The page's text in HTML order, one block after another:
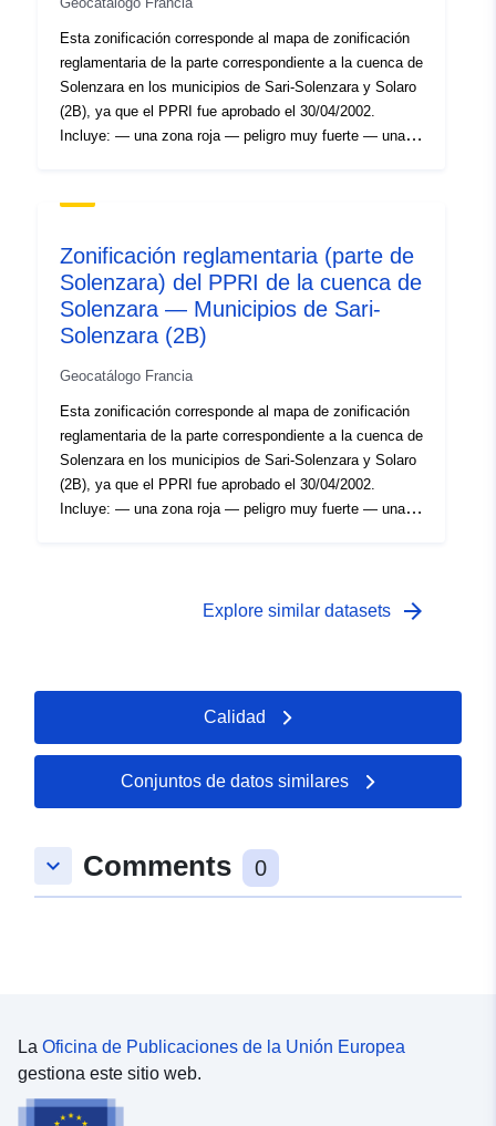
Esta zonificación corresponde al mapa de zonificación
reglamentaria de la parte correspondiente a la cuenca de
Solenzara en los municipios de Sari-Solenzara y Solaro
(2B), ya que el PPRI fue aprobado el 30/04/2002.
Incluye: — una zona roja — peligro muy fuerte — una
Zonificación reglamentaria (parte de
Solenzara) del PPRI de la cuenca de
Solenzara — Municipios de Sari-
Solenzara (2B)
Geocatálogo Francia
Esta zonificación corresponde al mapa de zonificación
reglamentaria de la parte correspondiente a la cuenca de
Solenzara en los municipios de Sari-Solenzara y Solaro
(2B), ya que el PPRI fue aprobado el 30/04/2002.
Incluye: — una zona roja — peligro muy fuerte — una
Explore similar datasets arrow_forward
Calidad
Conjuntos de datos similares
keyboard_arrow_down Comments 0
La Oficina de Publicaciones de la Unión Europea
gestiona este sitio web.